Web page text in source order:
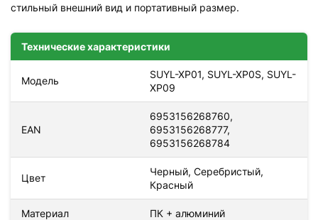
стильный внешний вид и портативный размер.
Технические характеристики
Модель
SUYL-XP01, SUYL-XP0S, SUYL-
XP09
EAN
6953156268760,
6953156268777,
6953156268784
Цвет
Черный, Серебристый,
Красный
Материал ПК + алюминий